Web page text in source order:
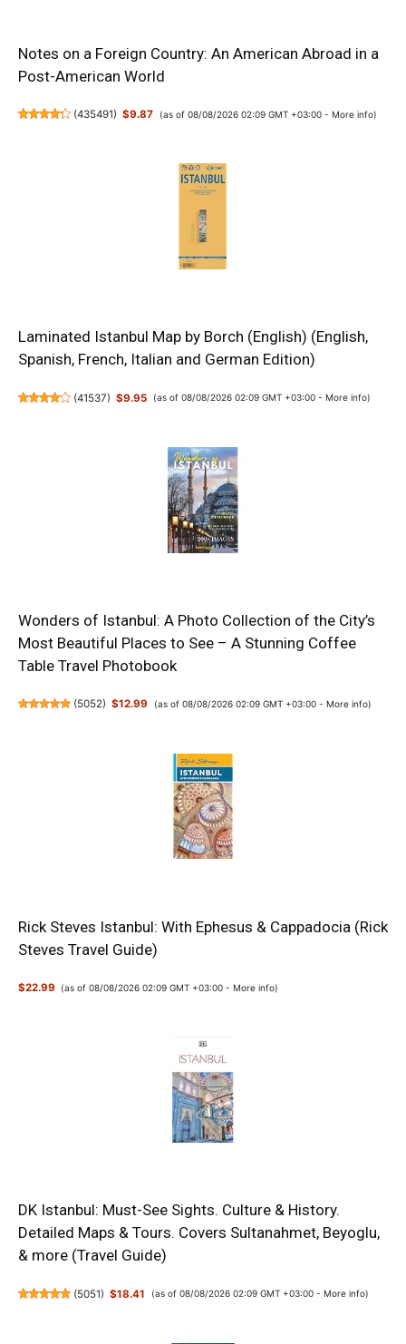
Notes on a Foreign Country: An American Abroad in a
Post-American World
(435491) $9.87 (as of 08/08/2026 02:09 GMT +03:00 - More info)
Laminated Istanbul Map by Borch (English) (English,
Spanish, French, Italian and German Edition)
(41537) $9.95 (as of 08/08/2026 02:09 GMT +03:00 - More info)
Wonders of Istanbul: A Photo Collection of the City’s
Most Beautiful Places to See – A Stunning Coffee
Table Travel Photobook
(5052) $12.99 (as of 08/08/2026 02:09 GMT +03:00 - More info)
Rick Steves Istanbul: With Ephesus & Cappadocia (Rick
Steves Travel Guide)
$22.99 (as of 08/08/2026 02:09 GMT +03:00 -More info)
DK Istanbul: Must-See Sights. Culture & History.
Detailed Maps & Tours. Covers Sultanahmet, Beyoglu,
& more (Travel Guide)
(5051) $18.41 (as of 08/08/2026 02:09 GMT +03:00 - More info)